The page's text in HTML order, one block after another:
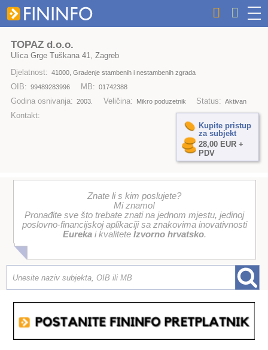
TOPAZ d.o.o.
Ulica Grge Tuškana 41, Zagreb
Djelatnost: 41000, Građenje stambenih i nestambenih zgrada
OIB: 99489283996 MB: 01742388
Godina osnivanja: 2003. Veličina: Mikro poduzetnik Status: Aktivan
Kontakt:
Kupite pristup
za subjekt
28,00 EUR +
PDV
Znate li s kim poslujete?
Mi znamo!
Pronađite sve što trebate znati na jednom mjestu, jedinoj
poslovno-financijskoj aplikaciji sa znakovima inovativnosti
Eurekai kvalitete Izvorno hrvatsko.